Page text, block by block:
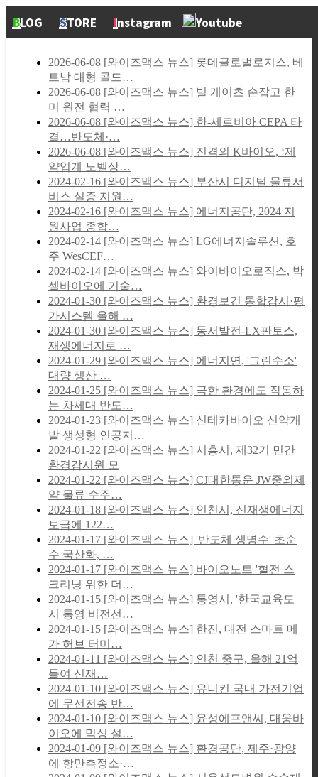
BLOG STORE Instagram Youtube
2026-06-08 [와이즈맥스 뉴스] 롯데글로벌로지스, 베
트남 대형 콜드…
2026-06-08 [와이즈맥스 뉴스] 빌 게이츠 손잡고 한
미 원전 협력 …
2026-06-08 [와이즈맥스 뉴스] 한-세르비아 CEPA 타
결…반도체·…
2026-06-08 [와이즈맥스 뉴스] 진격의 K바이오, ‘제
약업계 노벨상…
2024-02-16 [와이즈맥스 뉴스] 부산시 디지털 물류서
비스 실증 지원…
2024-02-16 [와이즈맥스 뉴스] 에너지공단, 2024 지
원사업 종합…
2024-02-14 [와이즈맥스 뉴스] LG에너지솔루션, 호
주 WesCEF…
2024-02-14 [와이즈맥스 뉴스] 와이바이오로직스, 박
셀바이오에 기술…
2024-01-30 [와이즈맥스 뉴스] 환경보건 통합감시·평
가시스템 올해 …
2024-01-30 [와이즈맥스 뉴스] 동서발전-LX판토스,
재생에너지로 …
2024-01-29 [와이즈맥스 뉴스] 에너지연, '그린수소'
대량 생산 …
2024-01-25 [와이즈맥스 뉴스] 극한 환경에도 작동하
는 차세대 반도…
2024-01-23 [와이즈맥스 뉴스] 신테카바이오 신약개
발 생성형 인공지…
2024-01-22 [와이즈맥스 뉴스] 시흥시, 제32기 민간
환경감시원 모
2024-01-22 [와이즈맥스 뉴스] CJ대한통운 JW중외제
약 물류 수주…
2024-01-18 [와이즈맥스 뉴스] 인천시, 신재생에너지
보급에 122…
2024-01-17 [와이즈맥스 뉴스] '반도체 생명수' 초순
수 국산화, …
2024-01-17 [와이즈맥스 뉴스] 바이오노트 '혈전 스
크리닝 위한 더…
2024-01-15 [와이즈맥스 뉴스] 통영시, '한국교육도
시 통영 비전선…
2024-01-15 [와이즈맥스 뉴스] 한진, 대전 스마트 메
가 허브 터미…
2024-01-11 [와이즈맥스 뉴스] 인천 중구, 올해 21억
들여 신재…
2024-01-10 [와이즈맥스 뉴스] 유니컨 국내 가전기업
에 무선전송 반…
2024-01-10 [와이즈맥스 뉴스] 윤성에프앤씨, 대웅바
이오에 믹싱 설…
2024-01-09 [와이즈맥스 뉴스] 환경공단, 제주·광양
에 항만측정소·…